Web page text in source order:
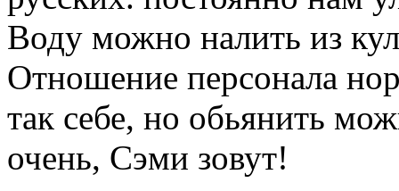
Воду можно налить из
Отношение персонала
так себе, но обьянить
очень, Сэми зовут!